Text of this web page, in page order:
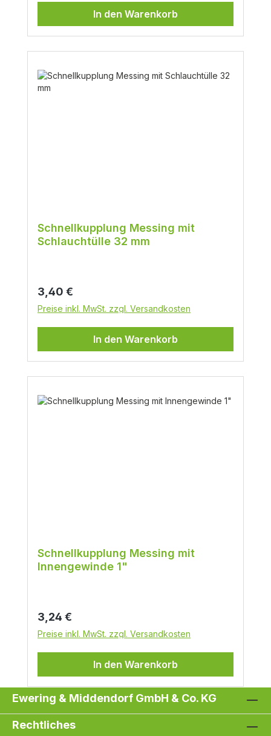
In den Warenkorb
Schnellkupplung Messing mit
Schlauchtülle 32 mm
Regulärer Preis:
3,40 €
Preise inkl. MwSt. zzgl. Versandkosten
In den Warenkorb
Schnellkupplung Messing mit
Innengewinde 1"
Regulärer Preis:
3,24 €
Preise inkl. MwSt. zzgl. Versandkosten
In den Warenkorb
Ewering & Middendorf GmbH & Co. KG
Rechtliches